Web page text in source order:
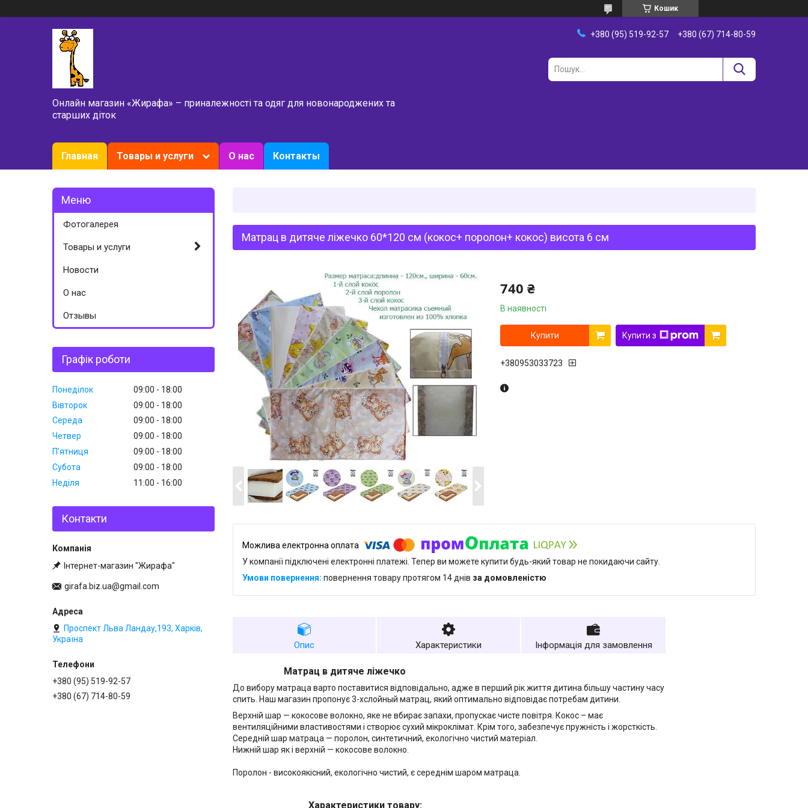
Кошик
Онлайн магазин «Жирафа» – приналежності та одяг для новонароджених та
старших діток
+380 (95) 519-92-57 +380 (67) 714-80-59
Главная Товары и услуги О нас Контакты
Матрац в дитяче ліжечко 60*120 см (кокос+ поролон+ кокос) висота 6 см
740 ₴
В наявності
Купити Купити з
+380953033723
У компанії підключені електронні платежі. Тепер ви можете купити будь-який товар не покидаючи сайту.
повернення товару протягом 14 днів за домовленістю
Опис Характеристики Інформація для замовлення
Матрац в дитяче ліжечко
До вибору матраца варто поставитися відповідально, адже в перший рік життя дитина більшу частину часу
спить. Наш магазин пропонує 3-хслойный матрац, який оптимально відповідає потребам дитини.
Верхній шар — кокосове волокно, яке не вбирає запахи, пропускає чисте повітря. Кокос – має
вентиляційними властивостями і створює сухий мікроклімат. Крім того, забезпечує пружність і жорсткість.
Середній шар матраца — поролон, синтетичний, екологічно чистий матеріал.
Нижній шар як і верхній — кокосове волокно.
Поролон - високоякісний, екологічно чистий, є середнім шаром матраца.
Характеристики товару:
Фотогалерея
Товары и услуги
Новости
О нас
Отзывы
Графік роботи
Понеділок 09:00
18:00
Вівторок
09:00
18:00
Середа
09:00
18:00
Четвер
09:00
18:00
Пʼятниця
09:00
18:00
Субота
09:00
18:00
Неділя
11:00 16:00
Контакти
Інтернет-магазин "Жирафа"
girafa.biz.ua@gmail.com
Проспект Льва Ландау,193, Харків,
Україна
+380 (95) 519-92-57
+380 (67) 714-80-59